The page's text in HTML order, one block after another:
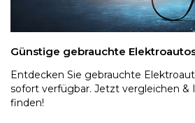
Günstige gebrauchte
Entdecken Sie gebrauchte
sofort verfügbar. Jetzt vergleichen &
finden!